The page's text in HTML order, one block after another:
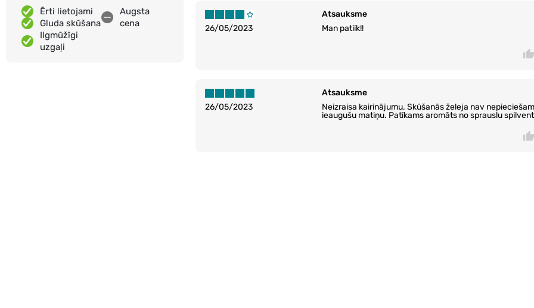
Ērti lietojami
Gluda skūšana
Ilgmūžīgi
uzgaļi
Augsta
cena
26/05/2023
Atsauksme
Man patiik!!
26/05/2023
Atsauksme
Neizraisa kairinājumu. Skūšanās želeja nav
ieaugušu matiņu. Patīkams aromāts no sprauslu